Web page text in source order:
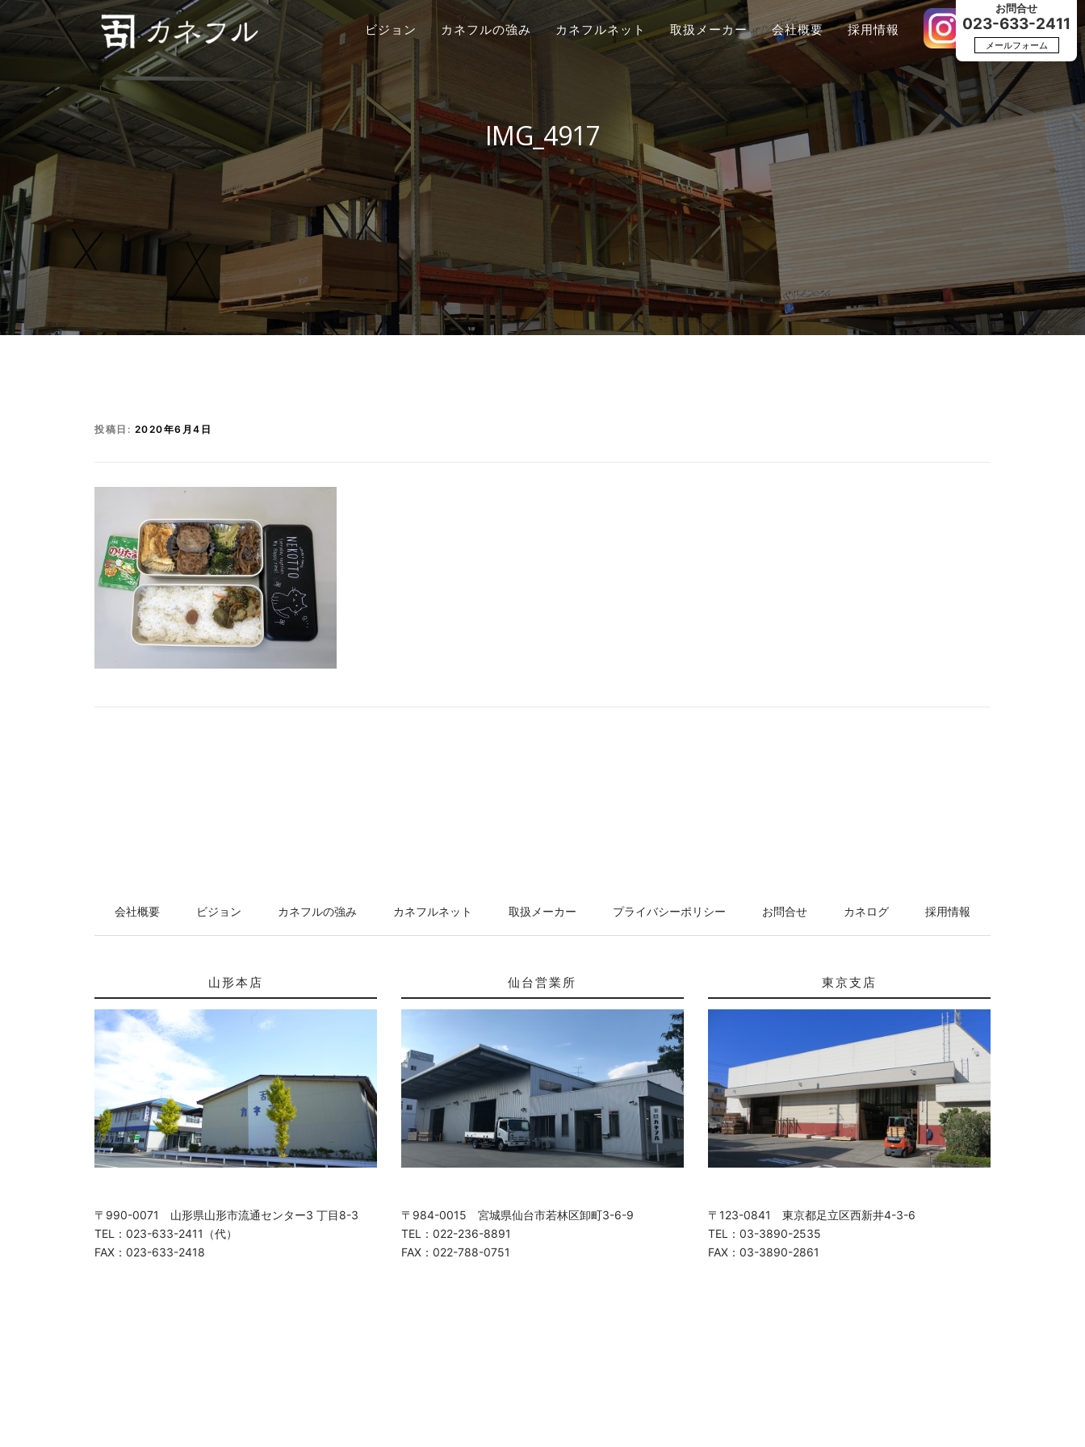
お問合せ
023-633-2411
メールフォーム
コンテンツへスキップ
ビジョン カネフルの強み カネフルネット 取扱メーカー 会社概要 採用情報
IMG_4917
投稿日: 2020年6月4日
会社概要 ビジョン カネフルの強み カネフルネット 取扱メーカー プライバシーポリシー お問合せ カネログ 採用情報
山形本店
〒990-0071 山形県山形市流通センター3 丁目8-3
TEL：023-633-2411（代）
FAX：023-633-2418
仙台営業所
〒984-0015 宮城県仙台市若林区卸町3-6-9
TEL：022-236-8891
FAX：022-788-0751
東京支店
〒123-0841 東京都足立区西新井4-3-6
TEL：03-3890-2535
FAX：03-3890-2861